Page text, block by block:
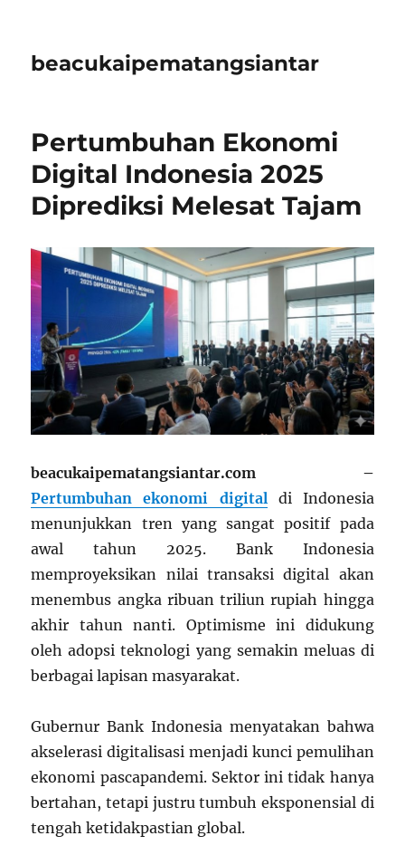
beacukaipematangsiantar
Pertumbuhan Ekonomi
Digital Indonesia 2025
Diprediksi Melesat Tajam
beacukaipematangsiantar.com –
Pertumbuhan ekonomi digital di Indonesia
menunjukkan tren yang sangat positif pada
awal tahun 2025. Bank Indonesia
memproyeksikan nilai transaksi digital akan
menembus angka ribuan triliun rupiah hingga
akhir tahun nanti. Optimisme ini didukung
oleh adopsi teknologi yang semakin meluas di
berbagai lapisan masyarakat.
Gubernur Bank Indonesia menyatakan bahwa
akselerasi digitalisasi menjadi kunci pemulihan
ekonomi pascapandemi. Sektor ini tidak hanya
bertahan, tetapi justru tumbuh eksponensial di
tengah ketidakpastian global.